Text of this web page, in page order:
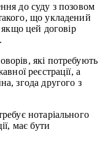
до суду з позовом
що укладений
цей договір
які потребують
реєстрації, а
згода другого з
нотаріального
має бути